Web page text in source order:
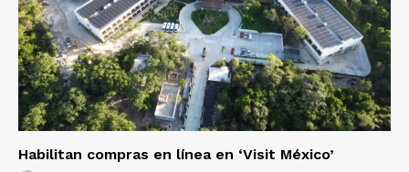
Habilitan compras en línea en ‘Visit México’